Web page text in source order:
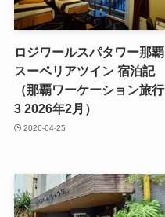
ロジワールスパタワー那覇
スーペリアツイン 宿泊記
（那覇ワーケーション旅行
3 2026年2月）
2026-04-25